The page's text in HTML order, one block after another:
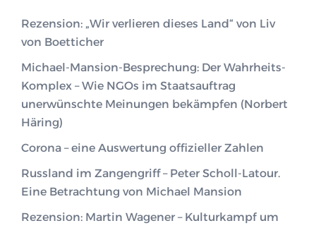
Rezension: „Wir verlieren dieses Land“ von Liv
von Boetticher
Michael-Mansion-Besprechung: Der Wahrheits-
Komplex – Wie NGOs im Staatsauftrag
unerwünschte Meinungen bekämpfen (Norbert
Häring)
Corona – eine Auswertung offizieller Zahlen
Russland im Zangengriff – Peter Scholl-Latour.
Eine Betrachtung von Michael Mansion
Rezension: Martin Wagener – Kulturkampf um